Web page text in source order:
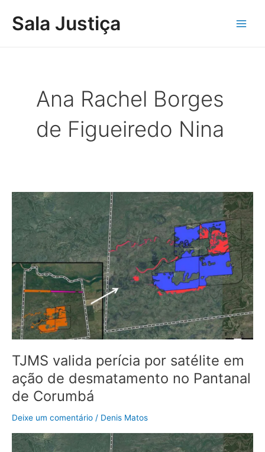
paraSala Justiça
Ana Rachel Borges
de Figueiredo Nina
TJMS valida perícia por satélite em
ação de desmatamento no Pantanal
de Corumbá
Deixe um comentário / Denis Matos
TJMS
valida
perícia
por
satélite
em
ação
desmatamento
no
Pantanal
de
Corumbá